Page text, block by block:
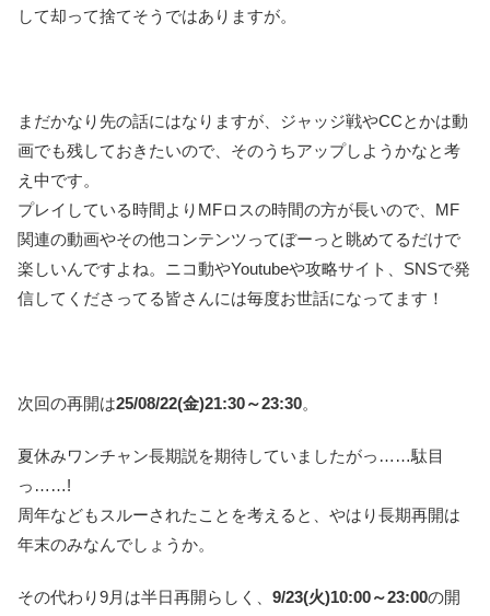
して却って捨てそうではありますが。
まだかなり先の話にはなりますが、ジャッジ戦やCCとかは動
画でも残しておきたいので、そのうちアップしようかなと考
え中です。
プレイしている時間よりMFロスの時間の方が長いので、MF
関連の動画やその他コンテンツってぼーっと眺めてるだけで
楽しいんですよね。ニコ動やYoutubeや攻略サイト、SNSで発
信してくださってる皆さんには毎度お世話になってます！
次回の再開は25/08/22(金)21:30～23:30。
夏休みワンチャン長期説を期待していましたがっ……駄目
っ……!
周年などもスルーされたことを考えると、やはり長期再開は
年末のみなんでしょうか。
その代わり9月は半日再開らしく、 9/23(火)10:00～23:00の開